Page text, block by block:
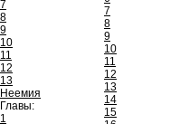
7
8
9
10
11
12
13
Неемия
Главы:
1
7
8
9
10
11
12
13
14
15